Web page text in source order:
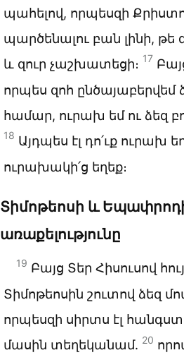
պահելով, որպեսզի
պարծենալու բան լինի, թե
և զուր չաշխատեցի։ 17
որպես զոհ
համար, ուրախ եմ ու ձեզ
18 Այդպես էլ դո՛ւք ուրախ
ուրախակի՛ց եղեք։
Տիմոթեոսի և
առաքելությունը
19 Բայց Տեր Հիսուսով
Տիմոթեոսին շուտով ձեզ
որպեսզի սիրտս էլ
մասին տեղեկանամ. 20